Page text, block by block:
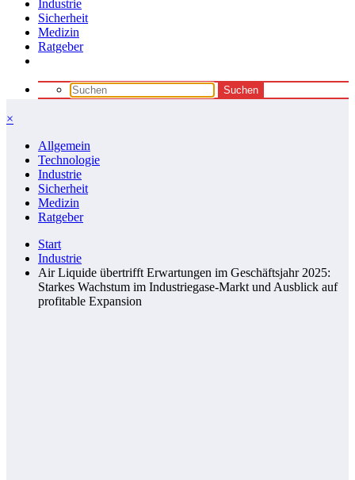
Industrie
Sicherheit
Medizin
Ratgeber
×
Allgemein
Technologie
Industrie
Sicherheit
Medizin
Ratgeber
Start
Industrie
Air Liquide übertrifft Erwartungen im Geschäftsjahr 2025:
Starkes Wachstum im Industriegase-Markt und Ausblick auf
profitable Expansion